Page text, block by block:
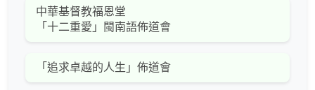
中華基督教福恩堂
「十二重愛」閩南語佈道會
「追求卓越的人生」佈道會